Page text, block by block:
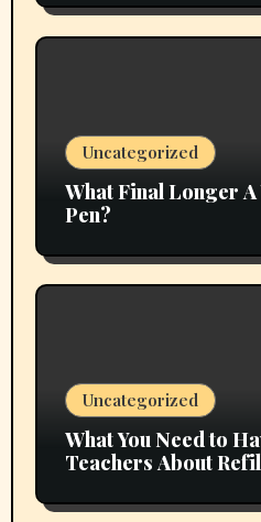
Uncategorized
What Final Longer
Pen?
Uncategorized
What You Need to
Teachers About